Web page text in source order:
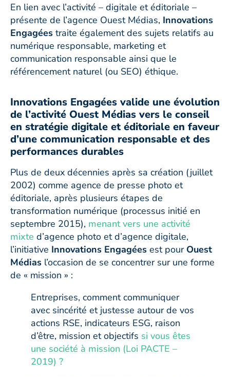
En lien avec l’activité – digitale et éditoriale –
présente de l’agence Ouest Médias, Innovations
Engagées traite également des sujets relatifs au
numérique responsable, marketing et
communication responsable ainsi que le
référencement naturel (ou SEO) éthique.
Innovations Engagées valide une évolution
de l’activité Ouest Médias vers le conseil
en stratégie digitale et éditoriale en faveur
d’une communication responsable et des
performances durables
Plus de deux décennies après sa création (juillet
2002) comme agence de presse photo et
éditoriale, après plusieurs étapes de
transformation numérique (processus initié en
septembre 2015), menant vers une activité
mixte d’agence photo et d’agence digitale,
l’initiative Innovations Engagées est pour Ouest
Médias l’occasion de se concentrer sur une forme
de « mission » :
Entreprises, comment communiquer
avec sincérité et justesse autour de vos
actions RSE, indicateurs ESG, raison
d’être, mission et objectifs si vous êtes
une société à mission (Loi PACTE –
2019) ?